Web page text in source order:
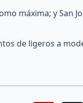
máxima; y San
de ligeros a